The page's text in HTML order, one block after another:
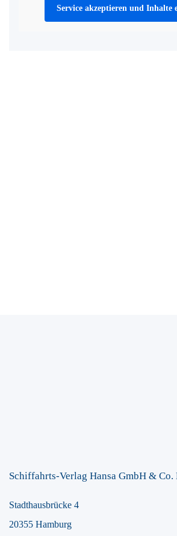
Service akzeptieren und Inhalte
Schiffahrts-Verlag Hansa GmbH & Co.
Stadthausbrücke 4
20355 Hamburg